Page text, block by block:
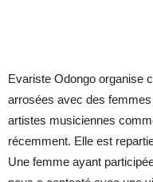
Evariste Odongo organise
arrosées avec des
artistes musiciennes
récemment. Elle est
Une femme ayant